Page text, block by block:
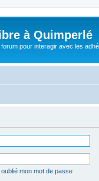
à Quimperlé
forum pour interagir avec les
oublié mon mot de passe